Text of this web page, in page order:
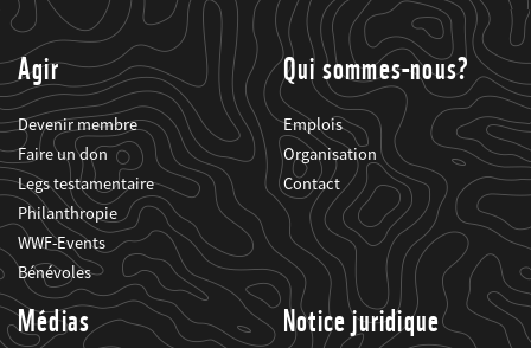
Agir
Devenir membre
Faire un don
Legs testamentaire
Philanthropie
WWF-Events
Bénévoles
Qui sommes-nous?
Emplois
Organisation
Contact
Médias Notice juridique